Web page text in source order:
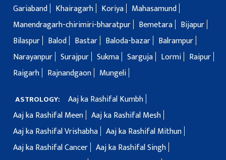
Gariaband
Khairagarh Koriya
Mahasamund
Manendragarh-chirimiri-bharatpur
Bemetara
Bijapur
Bilaspur
Balod Bastar Baloda-bazar
Balrampur
Narayanpur Surajpur Sukma Sarguja Lormi
Raipur
Raigarh
Rajnandgaon Mungeli
ASTROLOGY:
Aaj ka Rashifal Kumbh
Aaj ka Rashifal Meen Aaj ka Rashifal Mesh
Aaj ka Rashifal Vrishabha Aaj ka Rashifal Mithun
Aaj ka Rashifal Cancer Aaj ka Rashifal Singh